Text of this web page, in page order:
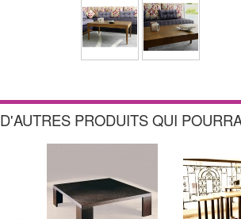
D'AUTRES PRODUITS QUI